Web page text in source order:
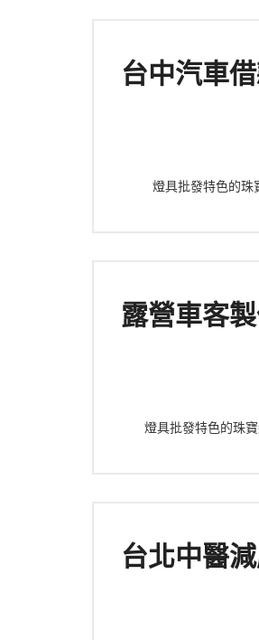
台中汽車
燈具批發特色的珠
露營車客
燈具批發特色的珠
台北中醫